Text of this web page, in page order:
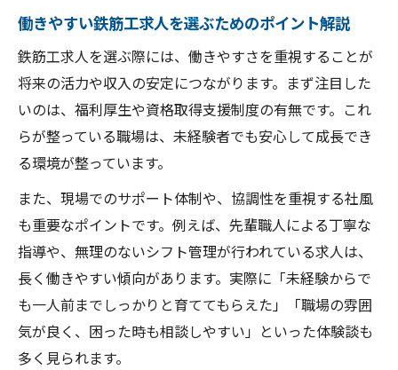
鉄筋工求人から独立までのリアルなキャリ
ア事例
鉄筋工求人で一人親方への道を切り開く方
法
働きやすさと収入を両立する鉄筋工求人
鉄筋工求人で働きやすさと収入両立を実現
鉄筋工求人が提供する福利厚生やサポート
体制とは
現場で活力を保てる鉄筋工求人の選び方を
解説
鉄筋工求人で働きやすく稼げる環境の見つ
け方
働きやすい鉄筋工求人を選ぶためのポイント解説
鉄筋工求人を選ぶ際には、働きやすさを重視することが
将来の活力や収入の安定につながります。まず注目した
いのは、福利厚生や資格取得支援制度の有無です。これ
らが整っている職場は、未経験者でも安心して成長でき
る環境が整っています。
また、現場でのサポート体制や、協調性を重視する社風
も重要なポイントです。例えば、先輩職人による丁寧な
指導や、無理のないシフト管理が行われている求人は、
長く働きやすい傾向があります。実際に「未経験からで
も一人前までしっかりと育ててもらえた」「職場の雰囲
気が良く、困った時も相談しやすい」といった体験談も
多く見られます。